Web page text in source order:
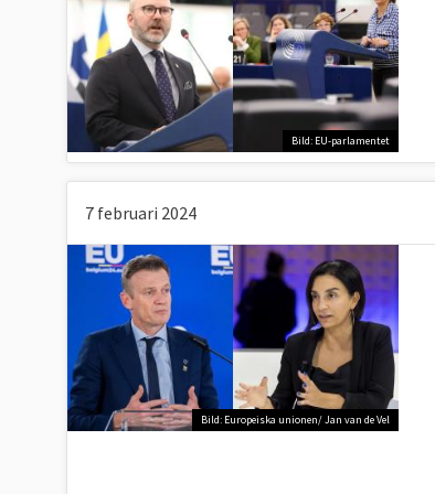
Bild: EU-parlamentet
7 februari 2024
Bild: Europeiska unionen/ Jan van de Vel